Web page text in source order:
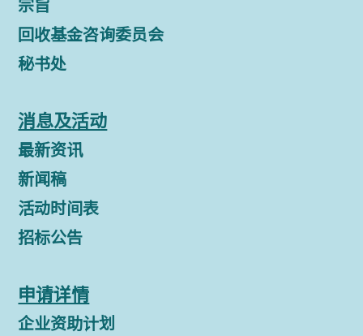
回收基金咨询委员会
秘书处
消息及活动
最新资讯
新闻稿
活动时间表
招标公告
申请详情
企业资助计划